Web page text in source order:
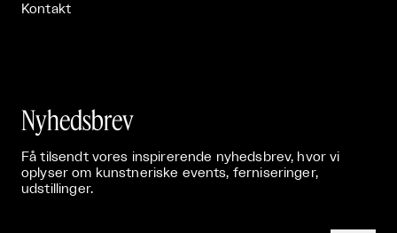
Kontakt
Nyhedsbrev
Få tilsendt vores inspirerende nyhedsbrev, hvor vi
oplyser om kunstneriske events, ferniseringer,
udstillinger.